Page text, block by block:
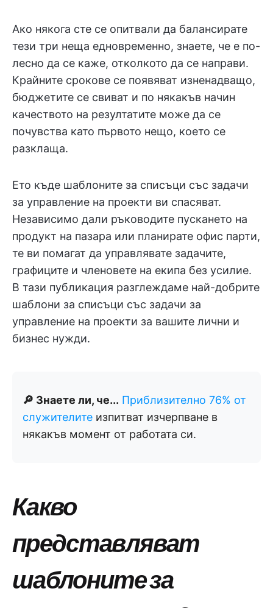
Ако някога сте се опитвали да балансирате
тези три неща едновременно, знаете, че е по-
лесно да се каже, отколкото да се направи.
Крайните срокове се появяват изненадващо,
бюджетите се свиват и по някакъв начин
качеството на резултатите може да се
почувства като първото нещо, което се
разклаща.
Ето къде шаблоните за списъци със задачи
за управление на проекти ви спасяват.
Независимо дали ръководите пускането на
продукт на пазара или планирате офис парти,
те ви помагат да управлявате задачите,
графиците и членовете на екипа без усилие.
В тази публикация разглеждаме най-добрите
шаблони за списъци със задачи за
управление на проекти за вашите лични и
бизнес нужди.
🔎 Знаете ли, че... Приблизително 76% от
служителите изпитват изчерпване в
някакъв момент от работата си.
Какво
представляват
шаблоните за